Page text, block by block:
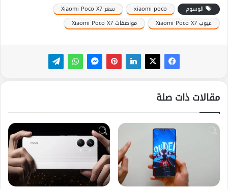
الوسوم xiaomi poco
سعر Xiaomi Poco X7
عيوب Xiaomi Poco X7
مواصفات Xiaomi Poco X7
مقالات ذات صلة